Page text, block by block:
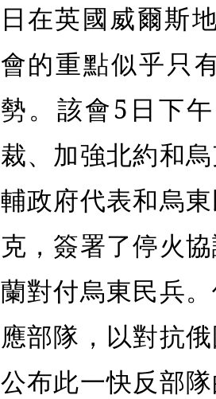
日在英國威爾斯
會的重點似乎只
勢。該會5日下
裁、加強北約和
輔政府代表和烏
克，簽署了停火
蘭對付烏東民兵
應部隊，以對抗
公布此一快反部